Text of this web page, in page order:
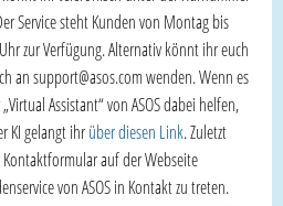
Service steht Kunden von Montag bis
zur Verfügung. Alternativ könnt ihr euch
an support@asos.com wenden. Wenn es
Assistant“ von ASOS dabei helfen,
KI gelangt ihrüber diesen Link. Zuletzt
auf der Webseite
von ASOS in Kontakt zu treten.